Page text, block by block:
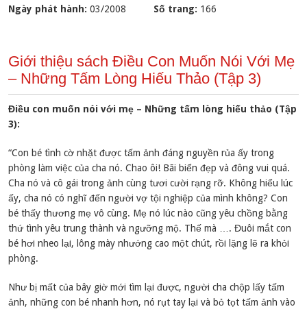
Ngày phát hành:03/2008 Số trang: 166
Giới thiệu sách Điều Con Muốn Nói Với Mẹ
– Những Tấm Lòng Hiếu Thảo (Tập 3)
Điều con muốn nói với mẹ – Những tấm lòng hiếu thảo (Tập
3):
“Con bé tình cờ nhặt được tấm ảnh đáng nguyền rủa ấy trong
phòng làm việc của cha nó. Chao ôi! Bãi biển đẹp và đông vui quá.
Cha nó và cô gái trong ảnh cùng tươi cười rạng rỡ. Không hiểu lúc
ấy, cha nó có nghĩ đến người vợ tội nghiệp của mình không? Con
bé thấy thương mẹ vô cùng. Mẹ nó lúc nào cũng yêu chồng bằng
thứ tình yêu trung thành và ngưỡng mộ. Thế mà …. Đuôi mắt con
bé hơi nheo lại, lông mày nhướng cao một chút, rồi lặng lẽ ra khỏi
phòng.
Như bị mất của bây giờ mới tìm lại được, người cha chộp lấy tấm
ảnh, những con bé nhanh hơn, nó rụt tay lại và bỏ tọt tấm ảnh vào